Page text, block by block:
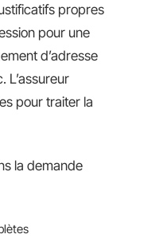
propres
pour une
d’adresse
L’assureur
pour traiter la
la demande